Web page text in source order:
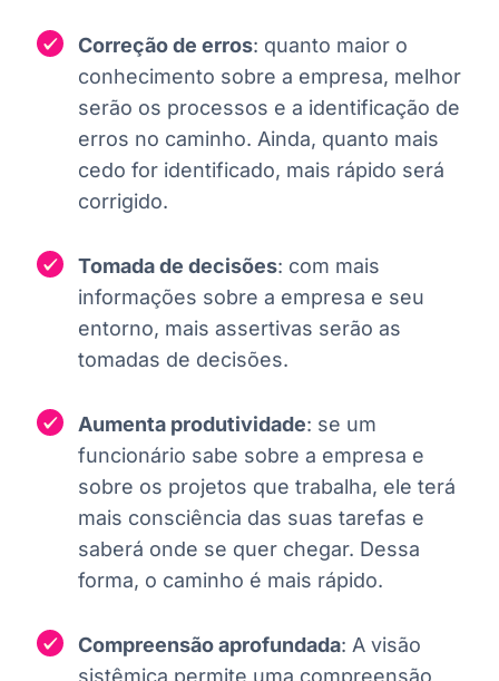
Correção de erros: quanto maior o
conhecimento sobre a empresa, melhor
serão os processos e a identificação de
erros no caminho. Ainda, quanto mais
cedo for identificado, mais rápido será
corrigido.
Tomada de decisões: com mais
informações sobre a empresa e seu
entorno, mais assertivas serão as
tomadas de decisões.
Aumenta produtividade: se um
funcionário sabe sobre a empresa e
sobre os projetos que trabalha, ele terá
mais consciência das suas tarefas e
saberá onde se quer chegar. Dessa
forma, o caminho é mais rápido.
Compreensão aprofundada: A visão
sistêmica permite uma compreensão